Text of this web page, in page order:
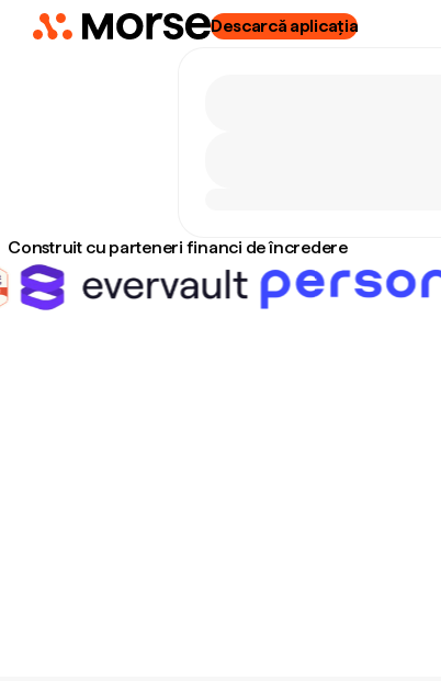
Descarcă aplicația
Construit cu parteneri financi de încredere